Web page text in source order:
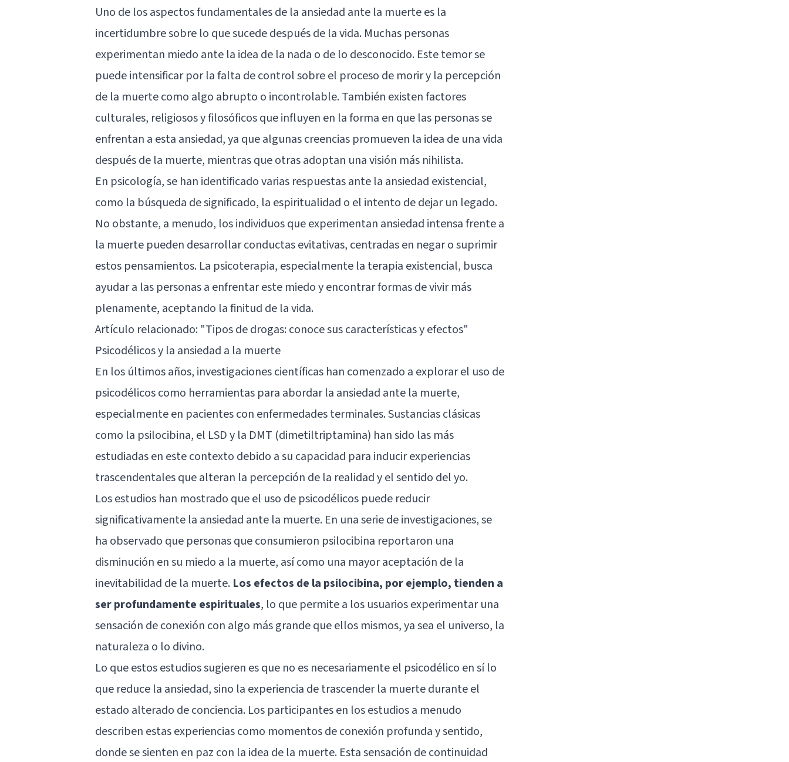
Uno de los aspectos fundamentales de la ansiedad ante la muerte es la
incertidumbre sobre lo que sucede después de la vida. Muchas personas
experimentan miedo ante la idea de la nada o de lo desconocido. Este temor se
puede intensificar por la falta de control sobre el proceso de morir y la percepción
de la muerte como algo abrupto o incontrolable. También existen factores
culturales, religiosos y filosóficos que influyen en la forma en que las personas se
enfrentan a esta ansiedad, ya que algunas creencias promueven la idea de una vida
después de la muerte, mientras que otras adoptan una visión más nihilista.
En psicología, se han identificado varias respuestas ante la ansiedad existencial,
como la búsqueda de significado, la espiritualidad o el intento de dejar un legado.
No obstante, a menudo, los individuos que experimentan ansiedad intensa frente a
la muerte pueden desarrollar conductas evitativas, centradas en negar o suprimir
estos pensamientos. La psicoterapia, especialmente la terapia existencial, busca
ayudar a las personas a enfrentar este miedo y encontrar formas de vivir más
plenamente, aceptando la finitud de la vida.
Artículo relacionado: "Tipos de drogas: conoce sus características y efectos"
Psicodélicos y la ansiedad a la muerte
En los últimos años, investigaciones científicas han comenzado a explorar el uso de
psicodélicos como herramientas para abordar la ansiedad ante la muerte,
especialmente en pacientes con enfermedades terminales. Sustancias clásicas
como la psilocibina, el LSD y la DMT (dimetiltriptamina) han sido las más
estudiadas en este contexto debido a su capacidad para inducir experiencias
trascendentales que alteran la percepción de la realidad y el sentido del yo.
Los estudios han mostrado que el uso de psicodélicos puede reducir
significativamente la ansiedad ante la muerte. En una serie de investigaciones, se
ha observado que personas que consumieron psilocibina reportaron una
disminución en su miedo a la muerte, así como una mayor aceptación de la
inevitabilidad de la muerte. Los efectos de la psilocibina, por ejemplo, tienden a
ser profundamente espirituales, lo que permite a los usuarios experimentar una
sensación de conexión con algo más grande que ellos mismos, ya sea el universo, la
naturaleza o lo divino.
Lo que estos estudios sugieren es que no es necesariamente el psicodélico en sí lo
que reduce la ansiedad, sino la experiencia de trascender la muerte durante el
estado alterado de conciencia. Los participantes en los estudios a menudo
describen estas experiencias como momentos de conexión profunda y sentido,
donde se sienten en paz con la idea de la muerte. Esta sensación de continuidad